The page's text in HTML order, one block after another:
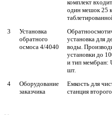
комплект
один мешок 25
3
Установка
обратного
осмоса 4/4040
установка для
воды.
установки до
и тип мембран:
шт.
4
Оборудование
заказчика
Емкость для
станция